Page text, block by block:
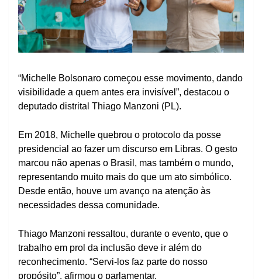
“Michelle Bolsonaro começou esse movimento, dando
visibilidade a quem antes era invisível”, destacou o
deputado distrital Thiago Manzoni (PL).
Em 2018, Michelle quebrou o protocolo da posse
presidencial ao fazer um discurso em Libras. O gesto
marcou não apenas o Brasil, mas também o mundo,
representando muito mais do que um ato simbólico.
Desde então, houve um avanço na atenção às
necessidades dessa comunidade.
Thiago Manzoni ressaltou, durante o evento, que o
trabalho em prol da inclusão deve ir além do
reconhecimento. “Servi-los faz parte do nosso
propósito”, afirmou o parlamentar.